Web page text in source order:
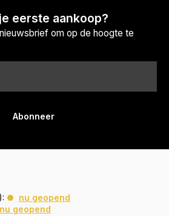
eerste aankoop?
om op de hoogte te
Abonneer
nu geopend
nu geopend